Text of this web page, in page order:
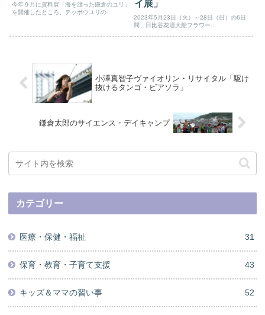
今年９月に資料展「海を渡った鎌倉のユリ」
を開催したところ、テッポウユリの...
イ展」
2023年5月23日（火）～28日（日）の6日
間、日比谷花壇大船フラワー...
小澤真智子ヴァイオリン・リサイタル「駆け
抜けるタンゴ・ピアソラ」
鎌倉太郎のサイエンス・デイキャンプ
カテゴリー
医療・保健・福祉 31
保育・教育・子育て支援 43
キッズ＆ママの習い事 52